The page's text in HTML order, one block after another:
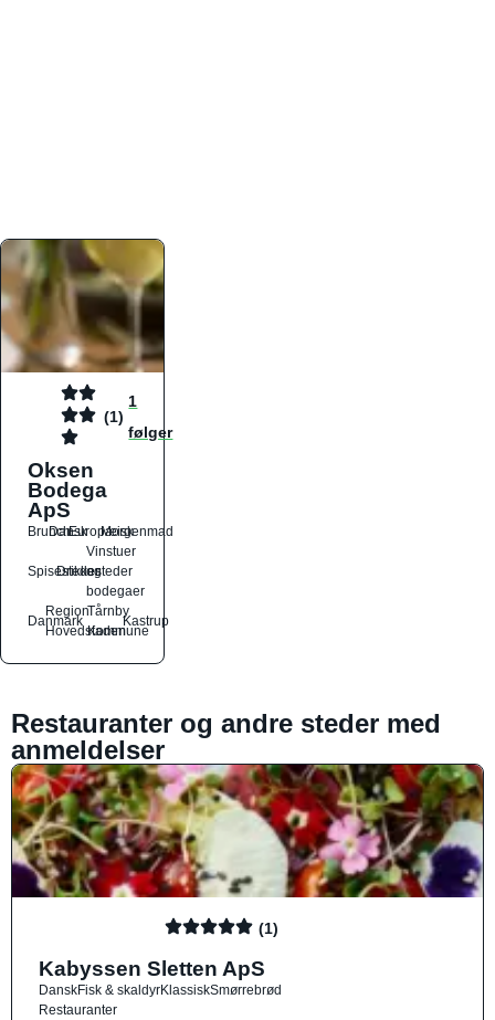
(1)
1
følger
Oksen
Bodega
ApS
Brunch
DanskEuropæiskMorgenmad
Spisesteder
Drikkesteder
Vinstuer
og
bodegaer
Danmark
Region
Hovedstaden
Tårnby
Kommune
Kastrup
Restauranter og andre steder med
anmeldelser
(1)
Kabyssen Sletten ApS
DanskFisk & skaldyrKlassiskSmørrebrød
Restauranter